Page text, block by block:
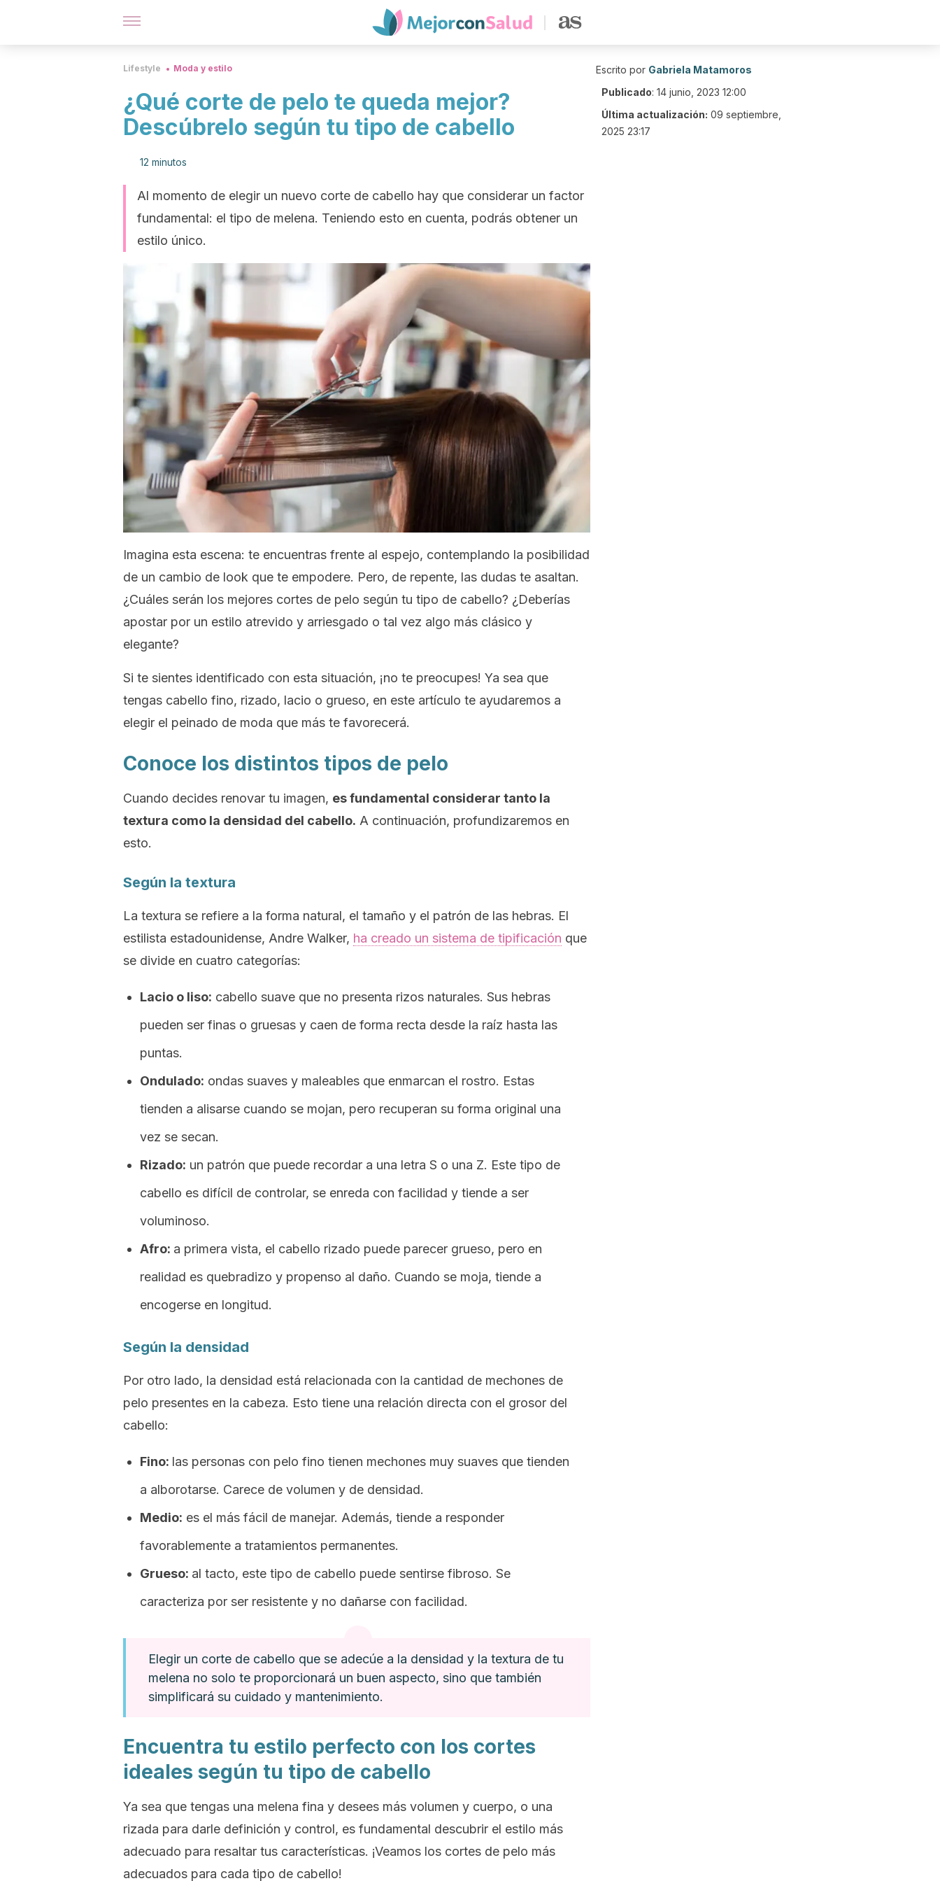
Lifestyle Moda y estilo
¿Qué corte de pelo te queda mejor?
Descúbrelo según tu tipo de cabello
12 minutos
Al momento de elegir un nuevo corte de cabello hay que considerar un factor
fundamental: el tipo de melena. Teniendo esto en cuenta, podrás obtener un
estilo único.
Imagina esta escena: te encuentras frente al espejo, contemplando la posibilidad
de un cambio de look que te empodere. Pero, de repente, las dudas te asaltan.
¿Cuáles serán los mejores cortes de pelo según tu tipo de cabello? ¿Deberías
apostar por un estilo atrevido y arriesgado o tal vez algo más clásico y
elegante?
Si te sientes identificado con esta situación, ¡no te preocupes! Ya sea que
tengas cabello fino, rizado, lacio o grueso, en este artículo te ayudaremos a
elegir el peinado de moda que más te favorecerá.
Conoce los distintos tipos de pelo
Cuando decides renovar tu imagen, es fundamental considerar tanto la
textura como la densidad del cabello. A continuación, profundizaremos en
esto.
Según la textura
La textura se refiere a la forma natural, el tamaño y el patrón de las hebras. El
estilista estadounidense, Andre Walker, ha creado un sistema de tipificación que
se divide en cuatro categorías:
Lacio o liso: cabello suave que no presenta rizos naturales. Sus hebras
pueden ser finas o gruesas y caen de forma recta desde la raíz hasta las
puntas.
Ondulado: ondas suaves y maleables que enmarcan el rostro. Estas
tienden a alisarse cuando se mojan, pero recuperan su forma original una
vez se secan.
Rizado: un patrón que puede recordar a una letra S o una Z. Este tipo de
cabello es difícil de controlar, se enreda con facilidad y tiende a ser
voluminoso.
Afro: a primera vista, el cabello rizado puede parecer grueso, pero en
realidad es quebradizo y propenso al daño. Cuando se moja, tiende a
encogerse en longitud.
Según la densidad
Por otro lado, la densidad está relacionada con la cantidad de mechones de
pelo presentes en la cabeza. Esto tiene una relación directa con el grosor del
cabello:
Fino: las personas con pelo fino tienen mechones muy suaves que tienden
a alborotarse. Carece de volumen y de densidad.
Medio: es el más fácil de manejar. Además, tiende a responder
favorablemente a tratamientos permanentes.
Grueso: al tacto, este tipo de cabello puede sentirse fibroso. Se
caracteriza por ser resistente y no dañarse con facilidad.
Elegir un corte de cabello que se adecúe a la densidad y la textura de tu
melena no solo te proporcionará un buen aspecto, sino que también
simplificará su cuidado y mantenimiento.
Encuentra tu estilo perfecto con los cortes
ideales según tu tipo de cabello
Ya sea que tengas una melena fina y desees más volumen y cuerpo, o una
rizada para darle definición y control, es fundamental descubrir el estilo más
adecuado para resaltar tus características. ¡Veamos los cortes de pelo más
adecuados para cada tipo de cabello!
Escrito por Gabriela Matamoros
Publicado: 14 junio, 2023 12:00
Última actualización: 09 septiembre,
2025 23:17